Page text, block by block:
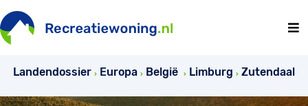
Landendossier Europa België Limburg Zutendaal